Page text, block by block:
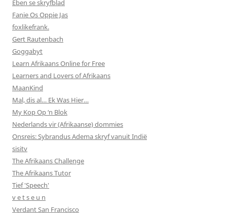
Eben se skryfblad
Fanie Os Oppie Jas
foxlikefrank.
Gert Rautenbach
Goggabyt
Learn Afrikaans Online for Free
Learners and Lovers of Afrikaans
MaanKind
Mal, dis al… Ek Was Hier…
My Kop Op ‘n Blok
Nederlands vir (Afrikaanse) dommies
Onsreis: Sybrandus Adema skryf vanuit Indië
sisitv
The Afrikaans Challenge
The Afrikaans Tutor
Tief 'Speech'
v e t s e u n
Verdant San Francisco